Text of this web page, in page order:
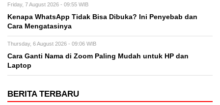
Friday, 7 August 2026 - 09:55 WIB
Kenapa WhatsApp Tidak Bisa Dibuka? Ini Penyebab dan
Cara Mengatasinya
Thursday, 6 August 2026 - 09:06 WIB
Cara Ganti Nama di Zoom Paling Mudah untuk HP dan
Laptop
BERITA TERBARU